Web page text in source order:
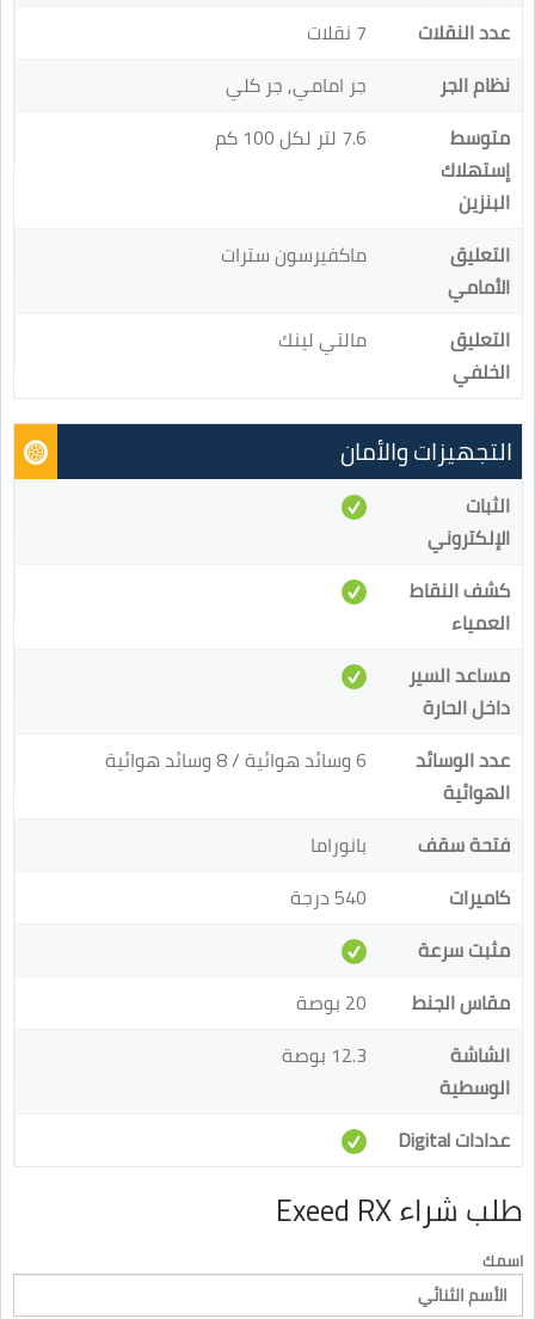
عدد النقلات
7 نقلات
نظام الجر
جر امامي, جر كلي
متوسط
إستهلاك
البنزين
7.6 لتر لكل 100 كم
التعليق
الأمامي
ماكفيرسون سترات
التعليق
الخلفي
مالتي لينك
التجهيزات والأمان
الثبات
الإلكتروني
كشف النقاط
العمياء
مساعد السير
داخل الحارة
عدد الوسائد
الهوائية
6 وسائد هوائية / 8 وسائد هوائية
فتحة سقف
بانوراما
كاميرات
540 درجة
مثبت سرعة
مقاس الجنط
20 بوصة
الشاشة
الوسطية
12.3 بوصة
عدادات Digital
طلب شراء Exeed RX
اسمك